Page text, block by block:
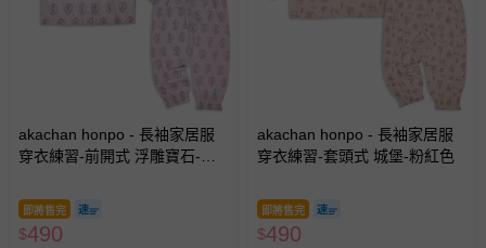
akachan honpo - 長袖家居服
穿衣練習-前開式 浮雕寶石-紫
即將售完
$490
akachan honpo - 長袖家居服
穿衣練習-套頭式 城堡-粉紅色
即將售完
$490